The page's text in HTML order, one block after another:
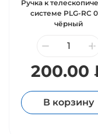
Ручка к
системе PLG-RC
чёрный
200.00
В корзину